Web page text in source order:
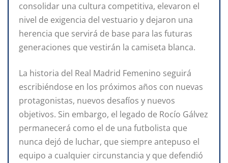
consolidar una cultura competitiva, elevaron el
nivel de exigencia del vestuario y dejaron una
herencia que servirá de base para las futuras
generaciones que vestirán la camiseta blanca.
La historia del Real Madrid Femenino seguirá
escribiéndose en los próximos años con nuevas
protagonistas, nuevos desafíos y nuevos
objetivos. Sin embargo, el legado de Rocío Gálvez
permanecerá como el de una futbolista que
nunca dejó de luchar, que siempre antepuso el
equipo a cualquier circunstancia y que defendió